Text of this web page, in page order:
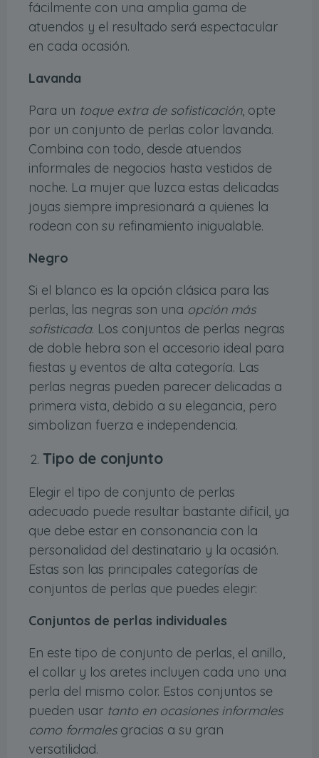
fácilmente con una amplia gama de
atuendos y el resultado será espectacular
en cada ocasión.
Lavanda
Para un toque extra de sofisticación, opte
por un conjunto de perlas color lavanda.
Combina con todo, desde atuendos
informales de negocios hasta vestidos de
noche. La mujer que luzca estas delicadas
joyas siempre impresionará a quienes la
rodean con su refinamiento inigualable.
Negro
Si el blanco es la opción clásica para las
perlas, las negras son una opción más
sofisticada. Los conjuntos de perlas negras
de doble hebra son el accesorio ideal para
fiestas y eventos de alta categoría. Las
perlas negras pueden parecer delicadas a
primera vista, debido a su elegancia, pero
simbolizan fuerza e independencia.
Tipo de conjunto
Elegir el tipo de conjunto de perlas
adecuado puede resultar bastante difícil, ya
que debe estar en consonancia con la
personalidad del destinatario y la ocasión.
Estas son las principales categorías de
conjuntos de perlas que puedes elegir:
Conjuntos de perlas individuales
En este tipo de conjunto de perlas, el anillo,
el collar y los aretes incluyen cada uno una
perla del mismo color. Estos conjuntos se
pueden usar tanto en ocasiones informales
como formalesgracias a su gran
versatilidad.